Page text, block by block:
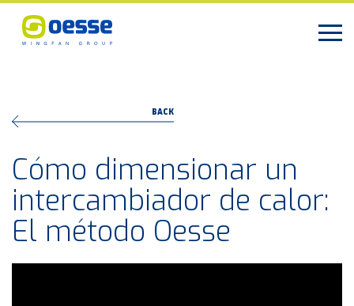
BACK
Cómo dimensionar un
intercambiador de calor:
El método Oesse